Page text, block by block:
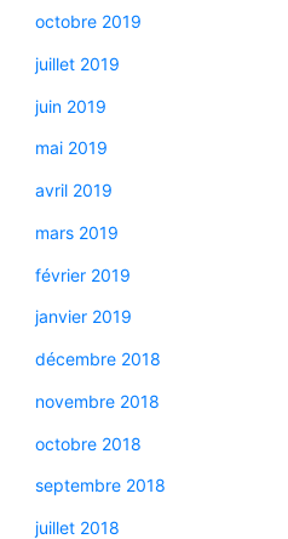
octobre 2019
juillet 2019
juin 2019
mai 2019
avril 2019
mars 2019
février 2019
janvier 2019
décembre 2018
novembre 2018
octobre 2018
septembre 2018
juillet 2018